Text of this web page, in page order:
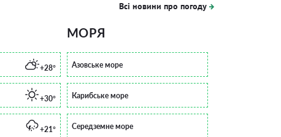
Всі новини про погоду
+28°
+30°
+21°
МОРЯ
Азовське море
Карибське море
Середземне море